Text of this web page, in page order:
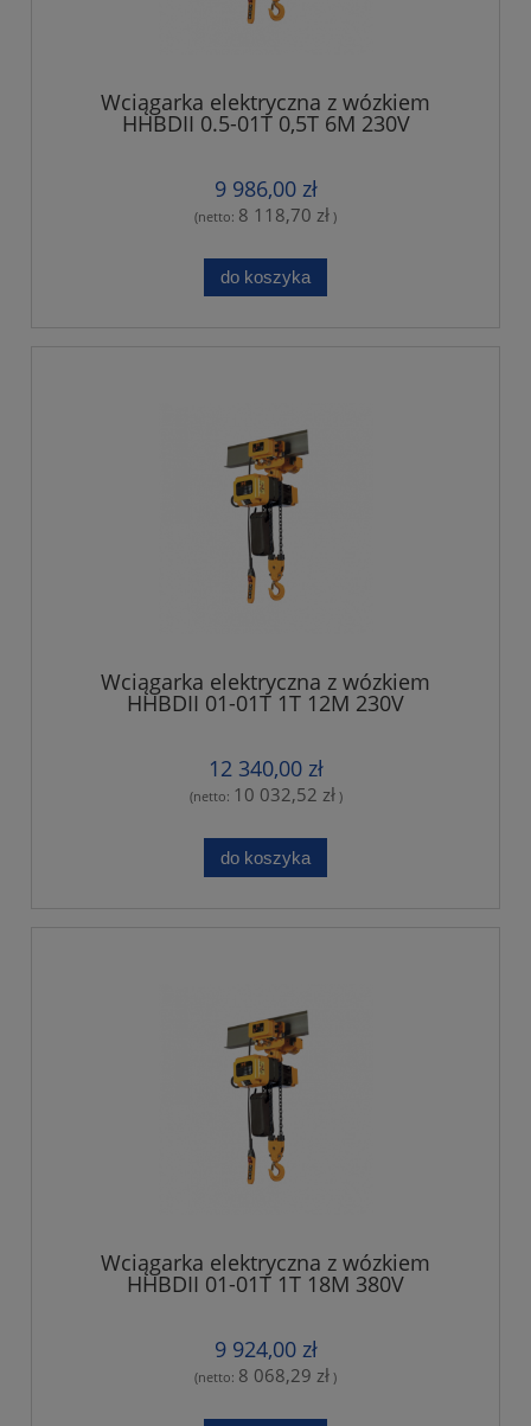
Wciągarka elektryczna z wózkiem
HHBDII 0.5-01T 0,5T 6M 230V
9 986,00 zł
(netto: 8 118,70 zł )
do koszyka
Wciągarka elektryczna z wózkiem
HHBDII 01-01T 1T 12M 230V
12 340,00 zł
(netto: 10 032,52 zł)
do koszyka
Wciągarka elektryczna z wózkiem
HHBDII 01-01T 1T 18M 380V
9 924,00 zł
(netto: 8 068,29 zł )